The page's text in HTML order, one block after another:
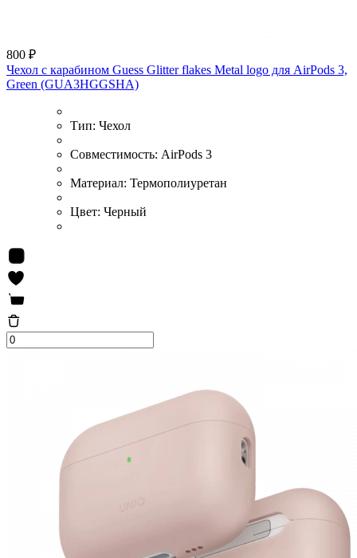
800 ₽
Чехол с карабином Guess Glitter flakes Metal logo для AirPods 3,
Green (GUA3HGGSHA)
Тип: Чехол
Совместимость: AirPods 3
Материал: Термополиуретан
Цвет: Черный